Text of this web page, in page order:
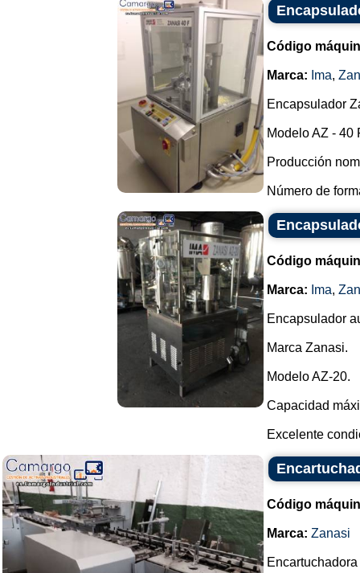
Código
Marca: Ima,
Encapsulador
Modelo AZ - 40
Producción
Número de
Código
Marca: Ima,
Encapsulador
Marca Zanasi.
Modelo AZ-20.
Capacidad
Excelente
Código
Marca: Zanasi